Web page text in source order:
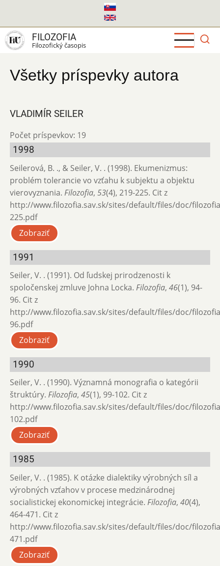
hlavný
obsah
FILOZOFIA
Filozofický časopis
Všetky príspevky autora
VLADIMÍR SEILER
Počet príspevkov: 19
1998
Seilerová, B. ., & Seiler, V. . (1998). Ekumenizmus:
problém tolerancie vo vzťahu k subjektu a objektu
vierovyznania. Filozofia, 53(4), 219-225. Cit z
http://www.filozofia.sav.sk/sites/default/files/doc/
225.pdf
Zobraziť
1991
Seiler, V. . (1991). Od ľudskej prirodzenosti k
spoločenskej zmluve Johna Locka. Filozofia, 46(1), 94-
96. Cit z
http://www.filozofia.sav.sk/sites/default/files/doc/
96.pdf
Zobraziť
1990
Seiler, V. . (1990). Významná monografia o kategórii
štruktúry. Filozofia, 45(1), 99-102. Cit z
http://www.filozofia.sav.sk/sites/default/files/doc/
102.pdf
Zobraziť
1985
Seiler, V. . (1985). K otázke dialektiky výrobných síl a
výrobných vzťahov v procese medzinárodnej
socialistickej ekonomickej integrácie. Filozofia, 40(4),
464-471. Cit z
http://www.filozofia.sav.sk/sites/default/files/doc/
471.pdf
Zobraziť